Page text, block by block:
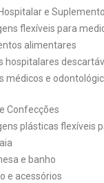
e
flexíveis para
alimentares
hospitalares
médicos e
Confecções
plásticas flexíveis
e banho
e acessórios